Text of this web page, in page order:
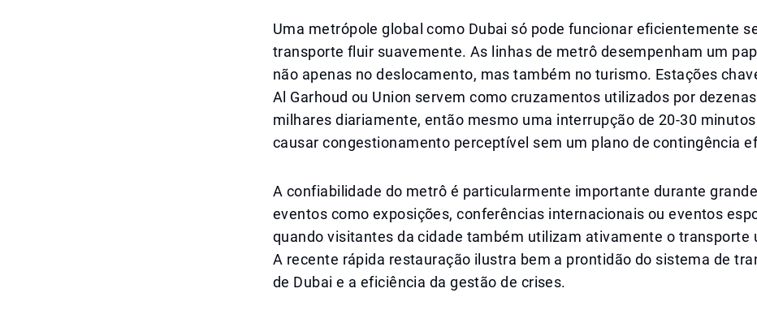
Uma metrópole global como Dubai só pode funcionar eficientemente
transporte fluir suavemente. As linhas de metrô desempenham um
não apenas no deslocamento, mas também no turismo. Estações
Al Garhoud ou Union servem como cruzamentos utilizados por
milhares diariamente, então mesmo uma interrupção de 20-30
causar congestionamento perceptível sem um plano de contingência
A confiabilidade do metrô é particularmente importante durante
eventos como exposições, conferências internacionais ou eventos
quando visitantes da cidade também utilizam ativamente o transporte
A recente rápida restauração ilustra bem a prontidão do sistema de
de Dubai e a eficiência da gestão de crises.